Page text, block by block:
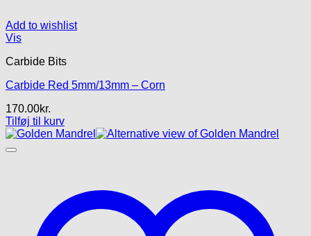
Add to wishlist
Vis
Carbide Bits
Carbide Red 5mm/13mm – Corn
170.00kr.
Tilføj til kurv